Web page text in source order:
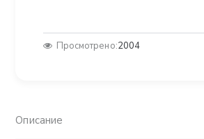
Просмотрено:2004
Описание